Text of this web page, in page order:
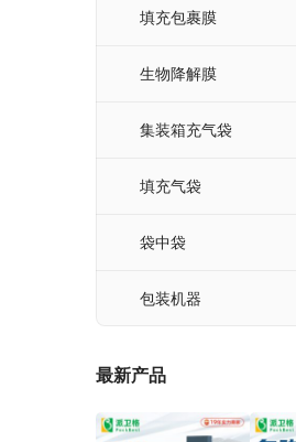
填充包裹膜
生物降解膜
集装箱充气袋
填充气袋
袋中袋
包装机器
最新产品